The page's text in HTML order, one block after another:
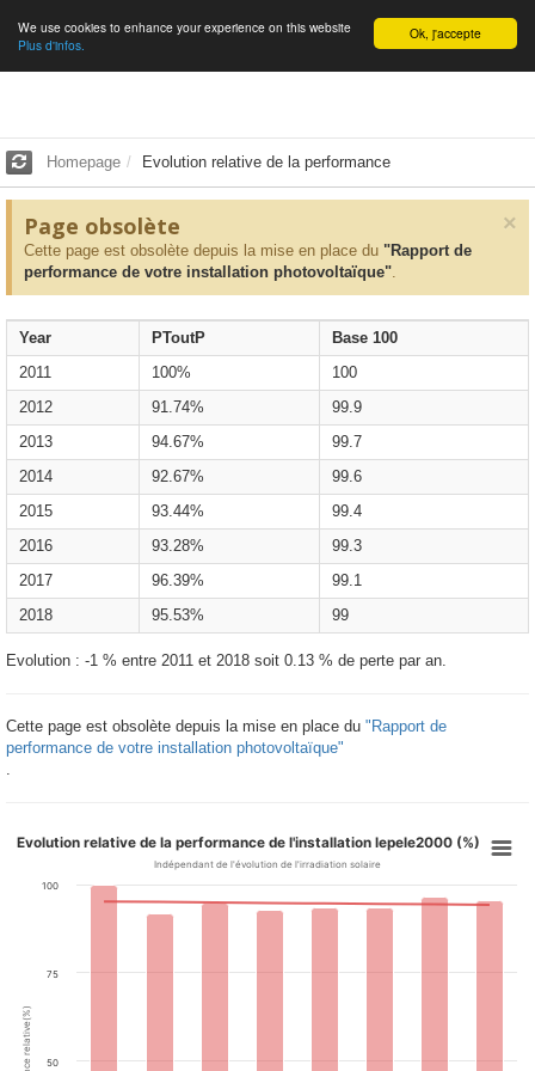
English Ok, j'accepte
We use cookies to enhance your experience on this website
Plus d'infos.
Homepage Evolution relative de la performance
×
Page obsolète
Cette page est obsolète depuis la mise en place du "Rapport de
performance de votre installation photovoltaïque".
Year PToutP
Base 100
2011
100%
100
2012
91.74%
99.9
2013
94.67%
99.7
2014
92.67%
99.6
2015
93.44%
99.4
2016
93.28%
99.3
2017
96.39%
99.1
2018
95.53% 99
Evolution : -1 % entre 2011 et 2018 soit 0.13 % de perte par an.
Cette page est obsolète depuis la mise en place du "Rapport de
performance de votre installation photovoltaïque"
Evolution relative de la performance de l'installation lepele2000 (%)
Indépendant de l'évolution de l'irradiation solaire
50
75
100